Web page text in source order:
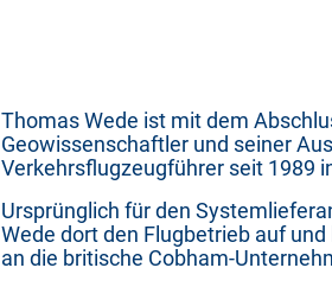
Thomas Wede ist mit dem
Geowissenschaftler und seiner
Verkehrsflugzeugführer seit 1989
Ursprünglich für den
Wede dort den Flugbetrieb auf
an die britische Cobham-